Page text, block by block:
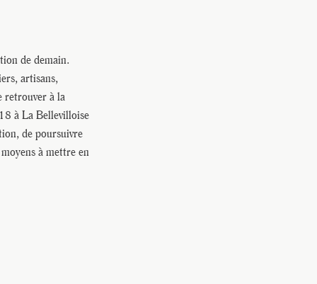
de demain.
artisans,
retrouver à la
à La Bellevilloise
de poursuivre
à mettre en